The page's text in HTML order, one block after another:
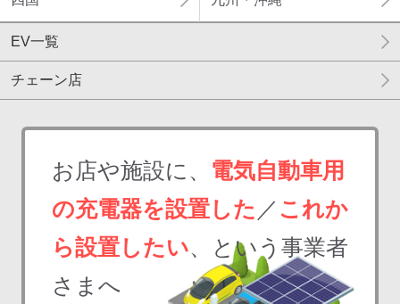
EV一覧
チェーン店
お店や施設に、 電気自動車用
の充電器を設置した ／ これか
ら設置したい、という事業者
さまへ